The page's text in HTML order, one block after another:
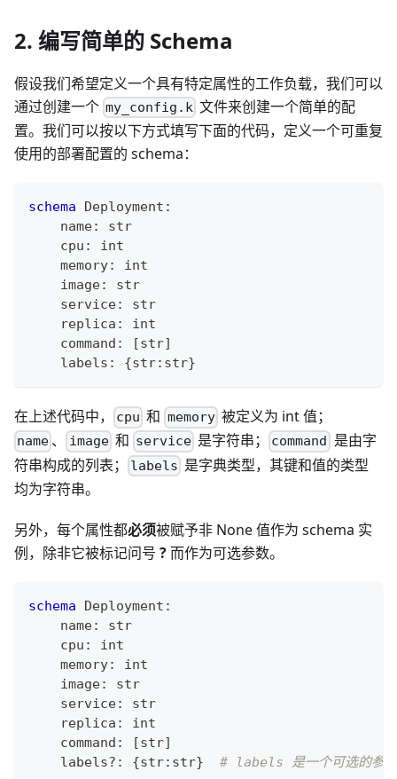
2. 编写简单的 Schema
假设我们希望定义一个具有特定属性的工作负载，我们可以
通过创建一个 my_config.k 文件来创建一个简单的配
置。我们可以按以下方式填写下面的代码，定义一个可重复
使用的部署配置的 schema：
schema Deployment :
    name
:
str
    cpu
:
int
    memory
:
int
    image
:
str
    service
:
str
    replica
:
int
    command
: [str]
    labels
: {str: str}
在上述代码中， cpu 和 memory被定义为 int 值；
name 、 image和 service 是字符串； command 是由字
符串构成的列表；
labels 是字典类型，其键和值的类型
均为字符串。
另外，每个属性都必须被赋予非 None 值作为 schema 实
例，除非它被标记问号 ?而作为可选参数。
schema Deployment :
    name
:
str
    cpu
:
int
    memory
:
int
    image
:
str
    service
:
str
    replica
:
int
    command
: [str]
    labels
? : {str: str} # labels 是一个可选的参数